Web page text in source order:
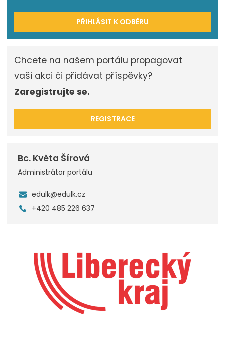
PŘIHLÁSIT K ODBĚRU
Chcete na našem portálu propagovat
vaši akci či přidávat příspěvky?
Zaregistrujte se.
REGISTRACE
Bc. Květa Šírová
Administrátor portálu
edulk@edulk.cz
+420 485 226 637